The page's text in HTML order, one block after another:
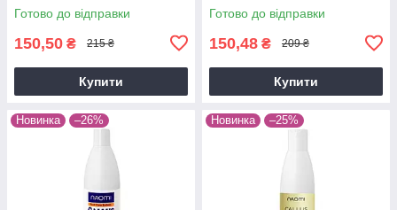
Готово до відправки
150,50 ₴ 215 ₴
Купити
Готово до відправки
150,48 ₴ 209 ₴
Купити
Новинка –26% Новинка –25%